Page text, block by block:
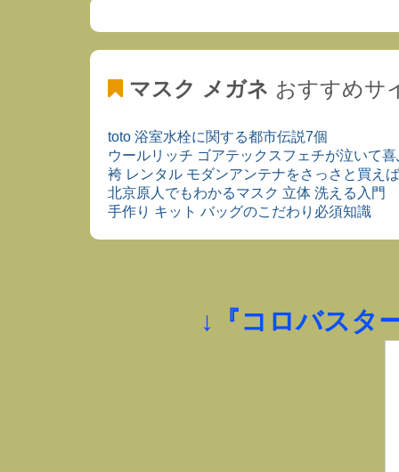
マスク メガネ おすすめサ
toto 浴室水栓に関する都市伝説7個
ウールリッチ ゴアテックスフェチが泣いて
袴 レンタル モダンアンテナをさっさと買え
北京原人でもわかるマスク 立体 洗える入門
手作り キット バッグのこだわり必須知識
↓『コロバスタ